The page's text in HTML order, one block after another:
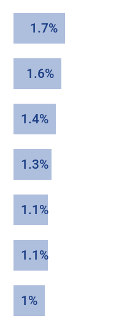
1.7%
1.6%
1.4%
1.3%
1.1%
1.1%
1%